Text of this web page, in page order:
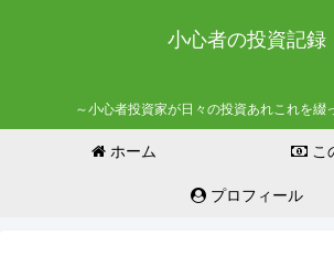
小心者の投資記録
～小心者投資家が日々の投資あれこれを綴
ホーム こ
プロフィール